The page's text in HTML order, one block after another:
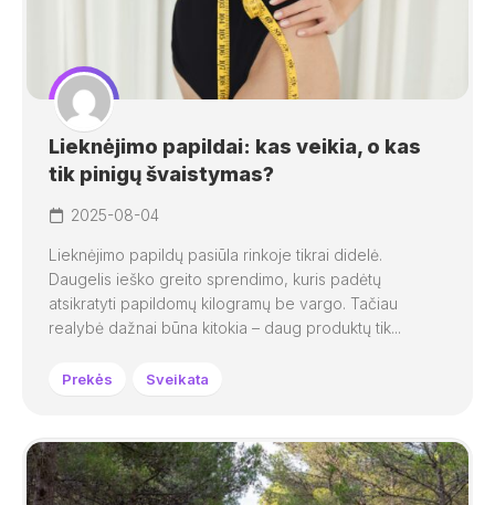
Lieknėjimo papildai: kas veikia, o kas
tik pinigų švaistymas?
2025-08-04
Lieknėjimo papildų pasiūla rinkoje tikrai didelė.
Daugelis ieško greito sprendimo, kuris padėtų
atsikratyti papildomų kilogramų be vargo. Tačiau
realybė dažnai būna kitokia – daug produktų tik...
Prekės Sveikata